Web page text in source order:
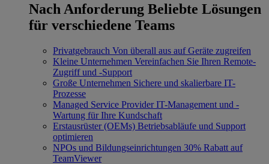
Nach Anforderung Beliebte Lösungen
für verschiedene Teams
Privatgebrauch Von überall aus auf Geräte zugreifen
Kleine Unternehmen Vereinfachen Sie Ihren Remote-
Zugriff und -Support
Große Unternehmen Sichere und skalierbare IT-
Prozesse
Managed Service Provider IT-Management und -
Wartung für Ihre Kundschaft
Erstausrüster (OEMs) Betriebsabläufe und Support
optimieren
NPOs und Bildungseinrichtungen 30% Rabatt auf
TeamViewer